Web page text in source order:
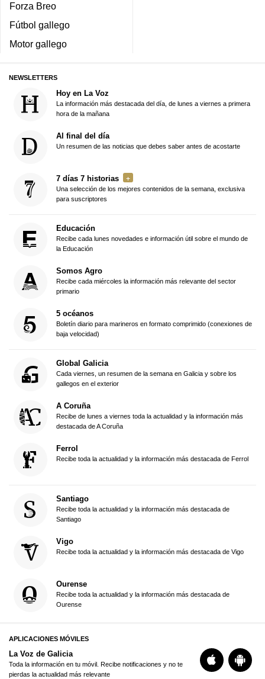
Forza Breo
Fútbol gallego
Motor gallego
NEWSLETTERS
Hoy en La Voz
La información más destacada del día, de lunes a viernes a primera
hora de la mañana
Al final del día
Un resumen de las noticias que debes saber antes de acostarte
7 días 7 historias
Una selección de los mejores contenidos de la semana, exclusiva
para suscriptores
Educación
Recibe cada lunes novedades e información útil sobre el mundo de
la Educación
Somos Agro
Recibe cada miércoles la información más relevante del sector
primario
5 océanos
Boletín diario para marineros en formato comprimido (conexiones de
baja velocidad)
Global Galicia
Cada viernes, un resumen de la semana en Galicia y sobre los
gallegos en el exterior
A Coruña
Recibe de lunes a viernes toda la actualidad y la información más
destacada de A Coruña
Ferrol
Recibe toda la actualidad y la información más destacada de Ferrol
Santiago
Recibe toda la actualidad y la información más destacada de
Santiago
Vigo
Recibe toda la actualidad y la información más destacada de Vigo
Ourense
Recibe toda la actualidad y la información más destacada de
Ourense
APLICACIONES MÓVILES
La Voz de Galicia
Toda la información en tu móvil. Recibe notificaciones y no te
pierdas la actualidad más relevante